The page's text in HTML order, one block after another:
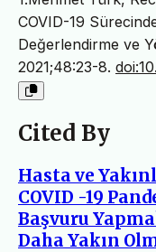
COVID-19
Değerlendirme ve
2021;48:23-8.
Cited By
Hasta ve
COVID -19
Başvuru
Daha Yakın